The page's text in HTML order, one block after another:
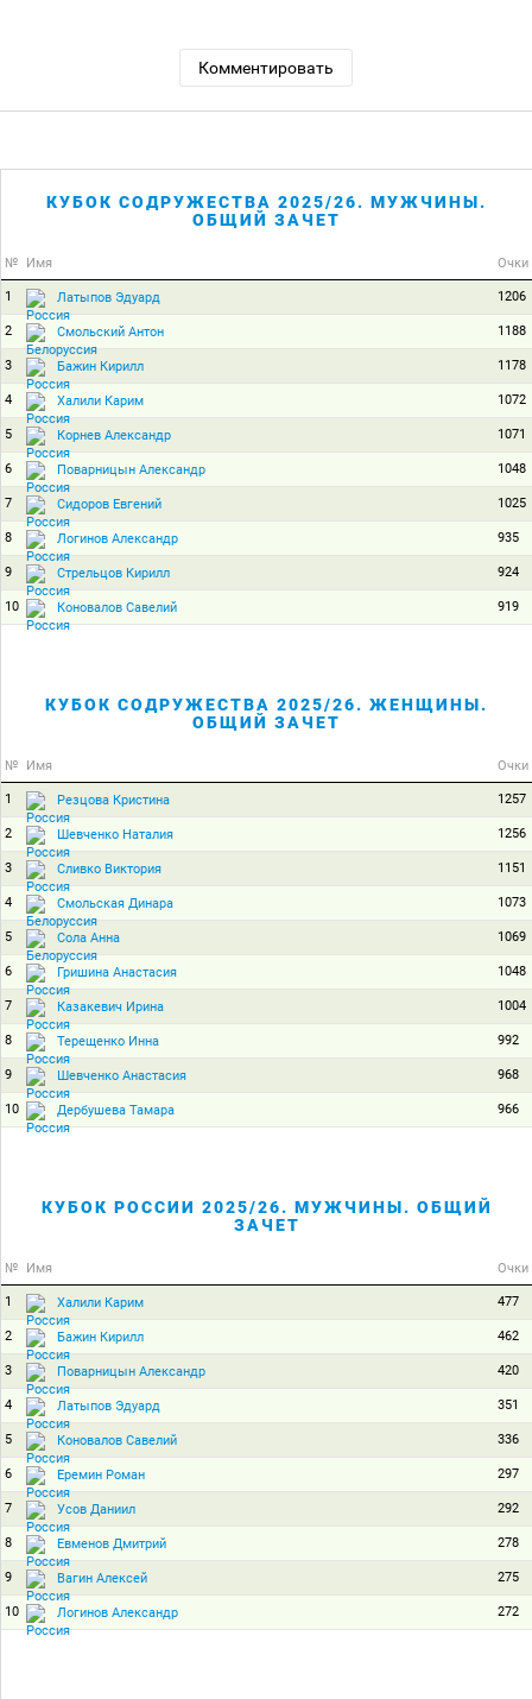
Комментировать
КУБОК СОДРУЖЕСТВА 2025/26. МУЖЧИНЫ.
ОБЩИЙ ЗАЧЕТ
№ Имя Очки
1 Латыпов Эдуард 1206
2 Смольский Антон 1188
3 Бажин Кирилл 1178
4 Халили Карим 1072
5 Корнев Александр 1071
6 Поварницын Александр 1048
7 Сидоров Евгений 1025
8 Логинов Александр 935
9 Стрельцов Кирилл 924
10 Коновалов Савелий 919
КУБОК СОДРУЖЕСТВА 2025/26. ЖЕНЩИНЫ.
ОБЩИЙ ЗАЧЕТ
№ Имя Очки
1 Резцова Кристина 1257
2 Шевченко Наталия 1256
3 Сливко Виктория 1151
4 Смольская Динара 1073
5 Сола Анна 1069
6 Гришина Анастасия 1048
7 Казакевич Ирина 1004
8 Терещенко Инна 992
9 Шевченко Анастасия 968
10 Дербушева Тамара 966
КУБОК РОССИИ 2025/26. МУЖЧИНЫ. ОБЩИЙ
ЗАЧЕТ
№ Имя Очки
1 Халили Карим 477
2 Бажин Кирилл 462
3 Поварницын Александр 420
4 Латыпов Эдуард 351
5 Коновалов Савелий 336
6 Еремин Роман 297
7 Усов Даниил 292
8 Евменов Дмитрий 278
9 Вагин Алексей 275
10 Логинов Александр 272